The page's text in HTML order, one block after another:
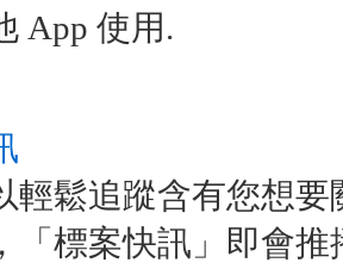
App 使用.
輕鬆追蹤含有您想
「標案快訊」即會推